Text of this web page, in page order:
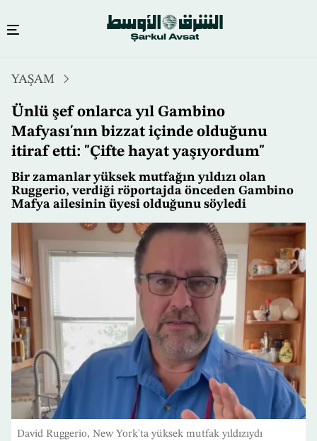
içeriğe
atla
YAŞAM
Ünlü şef onlarca yıl Gambino
Mafyası'nın bizzat içinde olduğunu
itiraf etti: "Çifte hayat yaşıyordum"
Bir zamanlar yüksek mutfağın yıldızı olan
Ruggerio, verdiği röportajda önceden Gambino
Mafya ailesinin üyesi olduğunu söyledi
David Ruggerio, New York'ta yüksek mutfak yıldızıydı